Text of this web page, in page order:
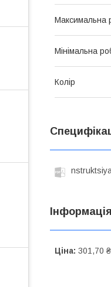
Максимальна
Мінімальна
Колір
Ціна: 301,70 ₴